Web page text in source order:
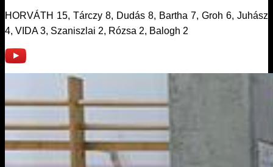
HORVÁTH 15, Tárczy 8, Dudás 8, Bartha 7, Groh 6, Juhász
4, VIDA 3, Szaniszlai 2, Rózsa 2, Balogh 2